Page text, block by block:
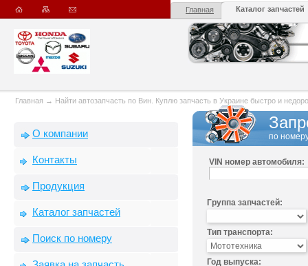
Главная Каталог запчастей
Главная → Найти автозапчасть по Вин. Куплю запчасть в Украине быстро и
О компании
Контакты
Продукция
Каталог запчастей
Поиск по номеру
по
VIN номер автомобиля:
Группа запчастей:
Тип транспорта:
Год выпуска: